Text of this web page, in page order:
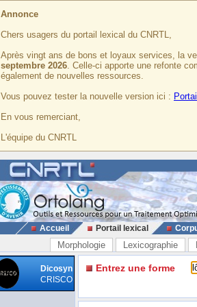
Annonce
Chers usagers du portail lexical du CNRTL,
Après vingt ans de bons et loyaux services, la
septembre 2026. Celle-ci apporte une refonte
également de nouvelles ressources.
Vous pouvez tester la nouvelle version ici :
En vous remerciant,
L'équipe du CNRTL
Accueil Portail lexical
Morphologie Lexicographie
Dicosyn
CRISCO
Entrez une forme